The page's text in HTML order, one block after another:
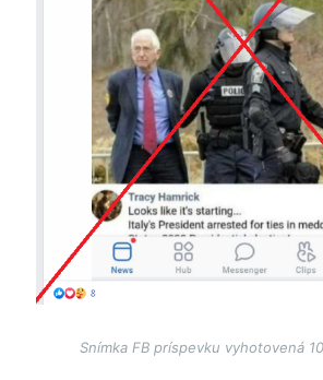
Snímka FB príspevku vyhotovená